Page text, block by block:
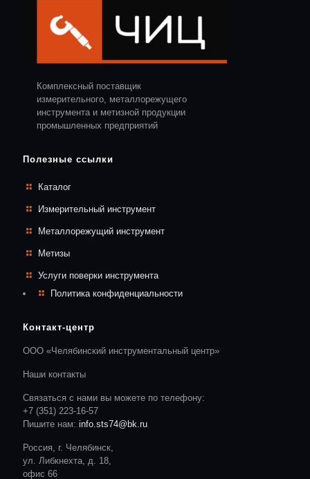
Комплексный поставщик
измерительного, металлорежущего
инструмента и метизной продукции
промышленных предприятий
Полезные ссылки
Каталог
Измерительный инструмент
Металлорежущий инструмент
Метизы
Услуги поверки инструмента
Политика конфиденциальности
Контакт-центр
ООО «Челябинский инструментальный центр»
Наши контакты
Связаться с нами вы можете по телефону:
+7 (351) 223-16-57
Пишите нам: info.sts74@bk.ru
Россия, г. Челябинск,
ул. Либкнехта, д. 18,
офис 66